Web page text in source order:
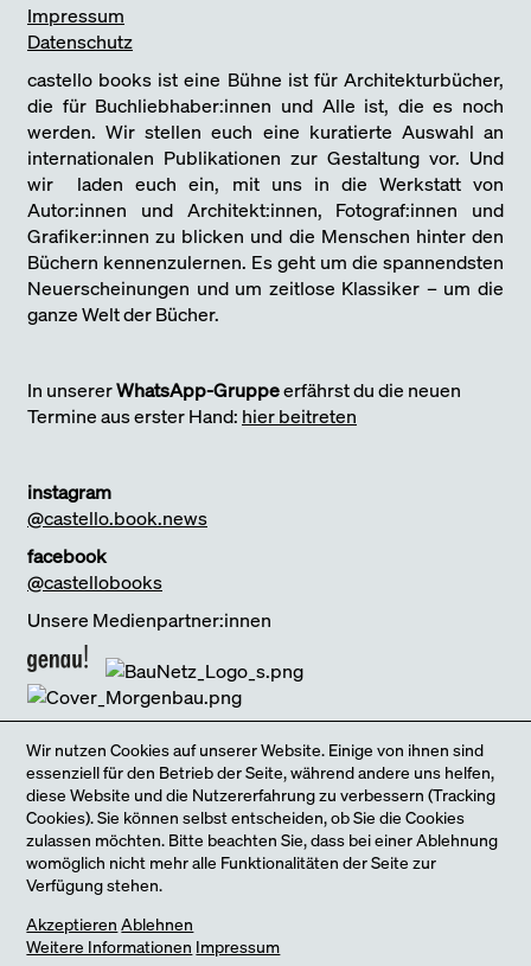
Impressum
Datenschutz
castello books ist eine Bühne ist für Architekturbücher,
die für Buchliebhaber:innen und Alle ist, die es noch
werden. Wir stellen euch eine kuratierte Auswahl an
internationalen Publikationen zur Gestaltung vor. Und
wir laden euch ein, mit uns in die Werkstatt von
Autor:innen und Architekt:innen, Fotograf:innen und
Grafiker:innen zu blicken und die Menschen hinter den
Büchern kennenzulernen. Es geht um die spannendsten
Neuerscheinungen und um zeitlose Klassiker – um die
ganze Welt der Bücher.
In unsererWhatsApp-Gruppeerfährst du die neuen
Termine aus erster Hand: hier beitreten
instagram
@castello.book.news
facebook
@castellobooks
Unsere Medienpartner:innen
Melde dich für unseren Newsletter an
Ja, ich möchte den Newsletter bestellen und bin damit einverstanden,
dass meine Daten entsprechend der
books verarbeitet werden.
Jetzt neu: unser Online-Shop
Wir nutzen Cookies auf unserer Website. Einige von ihnen sind
essenziell für den Betrieb der Seite, während andere uns helfen,
diese Website und die Nutzererfahrung zu verbessern (Tracking
Cookies). Sie können selbst entscheiden, ob Sie die Cookies
zulassen möchten. Bitte beachten Sie, dass bei einer Ablehnung
womöglich nicht mehr alle Funktionalitäten der Seite zur
Verfügung stehen.
Akzeptieren Ablehnen
Weitere Informationen Impressum